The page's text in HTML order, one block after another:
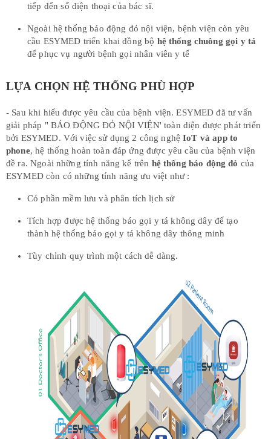
tiếp đến số điện thoại của bác sĩ.
Ngoài hệ thống báo động đỏ nội viện, bệnh viện còn yêu
cầu ESYMED triển khai đồng bộ hệ thống chuông gọi y tá
để phục vụ người bệnh gọi nhân viên y tế
LỰA CHỌN HỆ THỐNG PHÙ HỢP
- Sau khi hiểu được yêu cầu của bệnh viện. ESYMED đã tư vấn
giải pháp " BÁO ĐỘNG ĐỎ NỘI VIỆN' toàn diện được phát triển
bởi ESYMED. Với việc sử dụng 2 công nghệIoT và app to
phone, hệ thống hoàn toàn đáp ứng được yêu cầu của bệnh viện
đề ra. Ngoài những tính năng kể trên hệ thống báo động đỏ của
ESYMED còn có những tính năng ưu việt như :
Có phần mềm lưu và phân tích lịch sử
Tích hợp được hệ thống báo gọi y tá không dây để tạo
thành hệ thống báo gọi y tá không dây thông minh
Tùy chỉnh quy trình một cách dễ dàng.